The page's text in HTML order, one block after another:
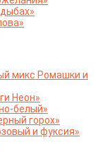
микс Ромашки и
Неон»
белый»
горох»
и фуксия»